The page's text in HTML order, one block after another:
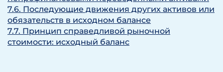
7.6. Последующие движения других активов или
обязательств в исходном балансе
7.7. Принцип справедливой рыночной
стоимости: исходный баланс